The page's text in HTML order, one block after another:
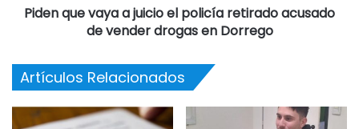
Piden que vaya a juicio el policía retirado acusado
de vender drogas en Dorrego
Artículos Relacionados